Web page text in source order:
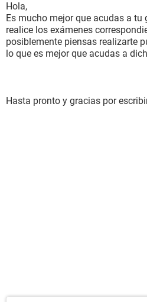
Hola,
Es mucho mejor que acudas a tu
realice los exámenes
posiblemente piensas realizarte
lo que es mejor que acudas a
Hasta pronto y gracias por